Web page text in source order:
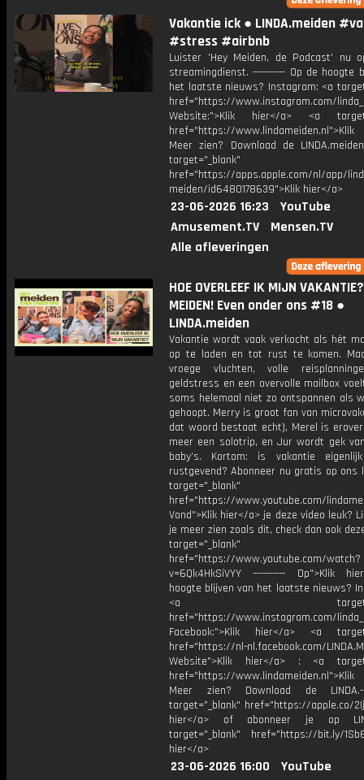
Vakantie ick ● LINDA.meiden
#stress #airbnb
Luister 'Hey Meiden, de Podcast' nu
streamingdienst. ---------- Op de hoogte
het laatste nieuws? Instagram: <a
href="https://www.instagram.com/
Website:">Klik hier</a> <a
href="https://
Meer zien? Download de
target="_blank"
href="https://apps.apple.com/nl/app/
meiden/id6480178639">Klik hier</a>
23-06-2026 16:23
YouTube
Amusement.TV
Mensen.TV
Alle afleveringen
HOE OVERLEEF IK MIJN
MEIDEN! Even onder ons #18 ●
LINDA.meiden
Vakantie wordt vaak verkocht als hét
op te laden en tot rust te komen.
vroege vluchten, volle
geldstress en een overvolle mailbox
soms helemaal niet zo ontspannen als
gehoopt. Merry is groot fan van
dat woord bestaat echt), Merel is
meer een solotrip, en Jur wordt gek
baby’s. Kortom: is vakantie
rustgevend? Abonneer nu gratis op ons
target="_blank"
href="https://www.youtube.com/
Vond">Klik hier</a> je deze video leuk?
je meer zien zoals dit, check dan ook
target="_blank"
href="https://www.youtube.com/watch?
v=6Qk4HkSiVYY ---------- Op">Klik
hoogte blijven van het laatste nieuws?
<a
href="https://www.instagram.com/
Facebook:">Klik hier</a> <a
href="https://nl-nl.facebook.com/
Website">Klik hier</a> : <a
href="https://
Meer zien? Download de
target="_blank" href="https://apple.co/
hier</a> of abonneer je op
target="_blank" href="https://bit.ly/
hier</a>
23-06-2026 16:00
YouTube